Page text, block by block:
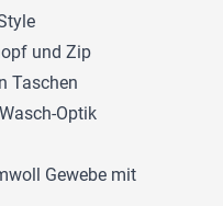
und Zip
Taschen
Optik
Gewebe mit